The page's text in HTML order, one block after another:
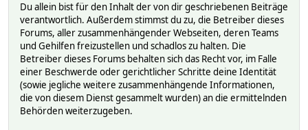
Du allein bist für den Inhalt der von dir geschriebenen Beiträge
verantwortlich. Außerdem stimmst du zu, die Betreiber dieses
Forums, aller zusammenhängender Webseiten, deren Teams
und Gehilfen freizustellen und schadlos zu halten. Die
Betreiber dieses Forums behalten sich das Recht vor, im Falle
einer Beschwerde oder gerichtlicher Schritte deine Identität
(sowie jegliche weitere zusammenhängende Informationen,
die von diesem Dienst gesammelt wurden) an die ermittelnden
Behörden weiterzugeben.